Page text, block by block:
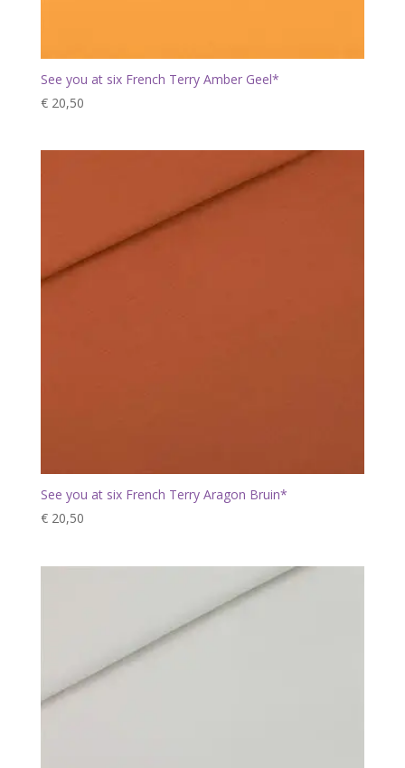
See you at six French Terry Amber Geel*
€20,50
See you at six French Terry Aragon Bruin*
€20,50